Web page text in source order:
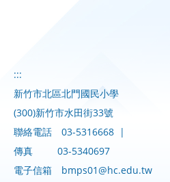
:::
新竹市北區北門國民小學
(300)新竹市水田街33號
聯絡電話
03-5316668 |
傳真
03-5340697
電子信箱
bmps01@hc.edu.tw